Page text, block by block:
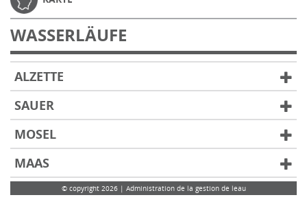
WASSERLÄUFE
ALZETTE
SAUER
MOSEL
MAAS
© copyright 2026 | Administration de la gestion de leau